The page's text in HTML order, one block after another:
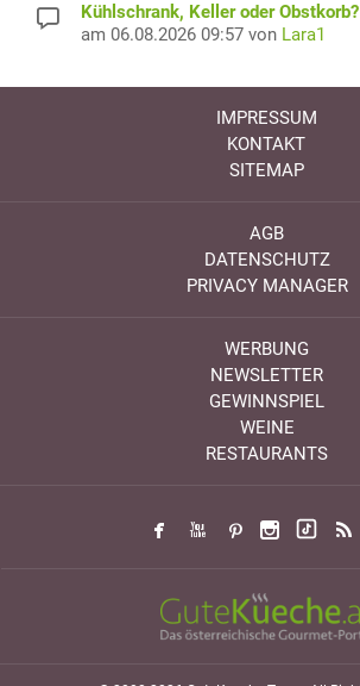
Kühlschrank, Keller oder Obstkorb?
am 06.08.2026 09:57 von Lara1
IMPRESSUM
KONTAKT
SITEMAP
AGB
DATENSCHUTZ
PRIVACY MANAGER
WERBUNG
NEWSLETTER
GEWINNSPIEL
WEINE
RESTAURANTS